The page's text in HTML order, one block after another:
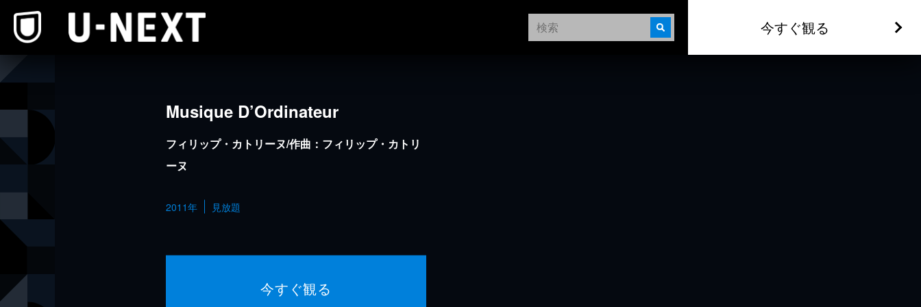
今すぐ観る
Musique D’Ordinateur
フィリップ・カトリーヌ/作曲：フィリップ・カトリ
ーヌ
2011年 見放題
今すぐ観る